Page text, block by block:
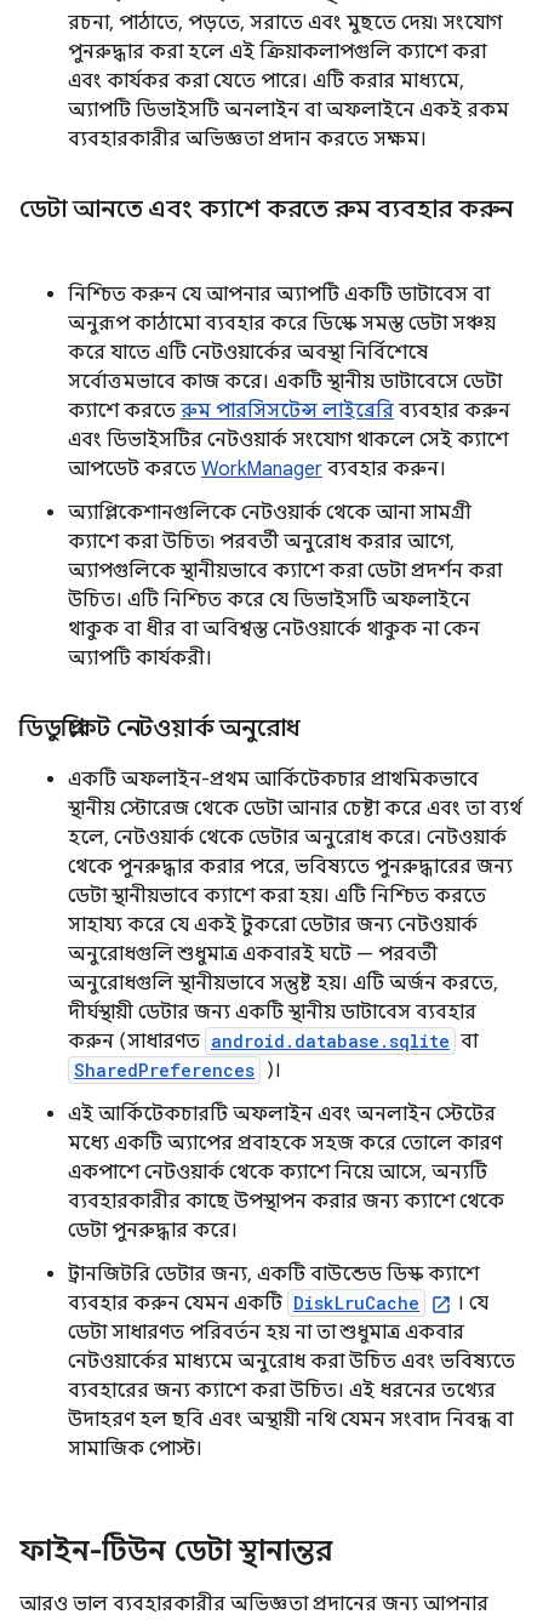
রচনা, পাঠাতে, পড়তে, সরাতে এবং মুছতে দেয়৷ সংযোগ
পুনরুদ্ধার করা হলে এই ক্রিয়াকলাপগুলি ক্যাশে করা
এবং কার্যকর করা যেতে পারে। এটি করার মাধ্যমে,
অ্যাপটি ডিভাইসটি অনলাইন বা অফলাইনে একই রকম
ব্যবহারকারীর অভিজ্ঞতা প্রদান করতে সক্ষম।
ডেটা আনতে এবং ক্যাশে করতে রুম ব্যবহার করুন
নিশ্চিত করুন যে আপনার অ্যাপটি একটি ডাটাবেস বা
অনুরূপ কাঠামো ব্যবহার করে ডিস্কে সমস্ত ডেটা সঞ্চয়
করে যাতে এটি নেটওয়ার্কের অবস্থা নির্বিশেষে
সর্বোত্তমভাবে কাজ করে। একটি স্থানীয় ডাটাবেসে ডেটা
ক্যাশে করতে রুম পারসিসটেন্স লাইব্রেরি ব্যবহার করুন
এবং ডিভাইসটির নেটওয়ার্ক সংযোগ থাকলে সেই ক্যাশে
আপডেট করতে WorkManager ব্যবহার করুন।
অ্যাপ্লিকেশানগুলিকে নেটওয়ার্ক থেকে আনা সামগ্রী
ক্যাশে করা উচিত৷ পরবর্তী অনুরোধ করার আগে,
অ্যাপগুলিকে স্থানীয়ভাবে ক্যাশে করা ডেটা প্রদর্শন করা
উচিত। এটি নিশ্চিত করে যে ডিভাইসটি অফলাইনে
থাকুক বা ধীর বা অবিশ্বস্ত নেটওয়ার্কে থাকুক না কেন
অ্যাপটি কার্যকরী।
ডিডুপ্লিকেট নেটওয়ার্ক অনুরোধ
একটি অফলাইন-প্রথম আর্কিটেকচার প্রাথমিকভাবে
স্থানীয় স্টোরেজ থেকে ডেটা আনার চেষ্টা করে এবং তা ব্যর্থ
হলে, নেটওয়ার্ক থেকে ডেটার অনুরোধ করে। নেটওয়ার্ক
থেকে পুনরুদ্ধার করার পরে, ভবিষ্যতে পুনরুদ্ধারের জন্য
ডেটা স্থানীয়ভাবে ক্যাশে করা হয়। এটি নিশ্চিত করতে
সাহায্য করে যে একই টুকরো ডেটার জন্য নেটওয়ার্ক
অনুরোধগুলি শুধুমাত্র একবারই ঘটে — পরবর্তী
অনুরোধগুলি স্থানীয়ভাবে সন্তুষ্ট হয়। এটি অর্জন করতে,
দীর্ঘস্থায়ী ডেটার জন্য একটি স্থানীয় ডাটাবেস ব্যবহার
করুন (সাধারণত android.database.sqlite বা
SharedPreferences )।
এই আর্কিটেকচারটি অফলাইন এবং অনলাইন স্টেটের
মধ্যে একটি অ্যাপের প্রবাহকে সহজ করে তোলে কারণ
একপাশে নেটওয়ার্ক থেকে ক্যাশে নিয়ে আসে, অন্যটি
ব্যবহারকারীর কাছে উপস্থাপন করার জন্য ক্যাশে থেকে
ডেটা পুনরুদ্ধার করে।
ট্রানজিটরি ডেটার জন্য, একটি বাউন্ডেড ডিস্ক ক্যাশে
ব্যবহার করুন যেমন একটি DiskLruCache
। যে
ডেটা সাধারণত পরিবর্তন হয় না তা শুধুমাত্র একবার
নেটওয়ার্কের মাধ্যমে অনুরোধ করা উচিত এবং ভবিষ্যতে
ব্যবহারের জন্য ক্যাশে করা উচিত। এই ধরনের তথ্যের
উদাহরণ হল ছবি এবং অস্থায়ী নথি যেমন সংবাদ নিবন্ধ বা
সামাজিক পোস্ট।
ফাইন-টিউন ডেটা স্থানান্তর
আরও ভাল ব্যবহারকারীর অভিজ্ঞতা প্রদানের জন্য আপনার